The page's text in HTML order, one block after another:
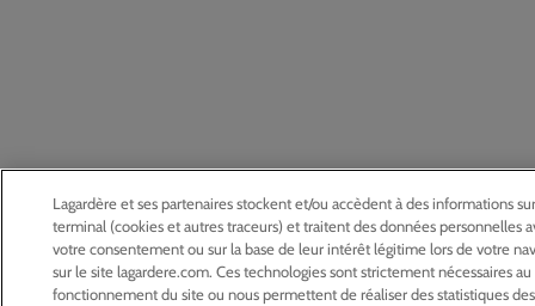
Lagardère et ses partenaires stockent et/ou accèdent à des informations
terminal (cookies et autres traceurs) et traitent des données personnelles
votre consentement ou sur la base de leur intérêt légitime lors de votre
sur le site lagardere.com. Ces technologies sont strictement nécessaires
fonctionnement du site ou nous permettent de réaliser des statistiques